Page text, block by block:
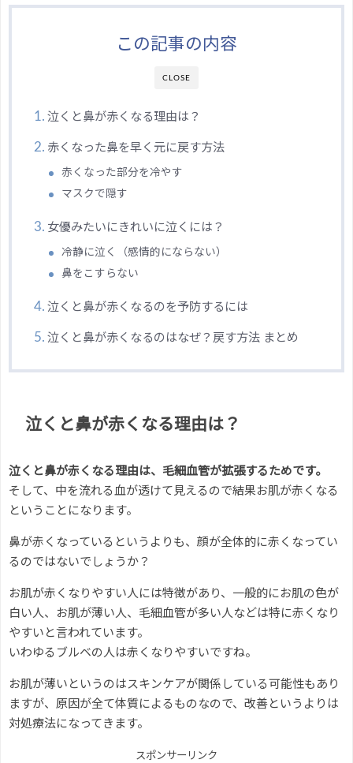
CLOSE
この記事の内容
泣くと鼻が赤くなる理由は？
赤くなった鼻を早く元に戻す方法
赤くなった部分を冷やす
マスクで隠す
女優みたいにきれいに泣くには？
冷静に泣く（感情的にならない）
鼻をこすらない
泣くと鼻が赤くなるのを予防するには
泣くと鼻が赤くなるのはなぜ？戻す方法 まとめ
泣くと鼻が赤くなる理由は？
泣くと鼻が赤くなる理由は、毛細血管が拡張するためです。
そして、中を流れる血が透けて見えるので結果お肌が赤くなる
ということになります。
鼻が赤くなっているというよりも、顔が全体的に赤くなってい
るのではないでしょうか？
お肌が赤くなりやすい人には特徴があり、一般的にお肌の色が
白い人、お肌が薄い人、毛細血管が多い人などは特に赤くなり
やすいと言われています。
いわゆるブルベの人は赤くなりやすいですね。
お肌が薄いというのはスキンケアが関係している可能性もあり
ますが、原因が全て体質によるものなので、改善というよりは
対処療法になってきます。
スポンサーリンク